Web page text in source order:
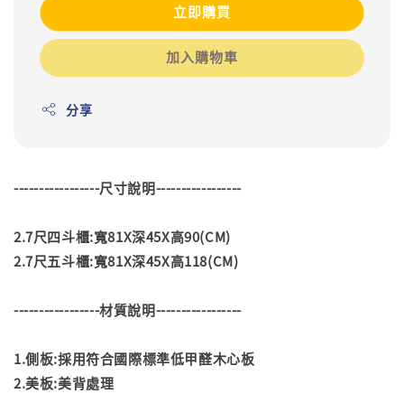
立即購買
加入購物車
分享
-----------------尺寸說明-----------------
2.7尺四斗櫃:寬81X深45X高90(CM)
2.7尺五斗櫃:寬81X深45X高118(CM)
-----------------材質說明-----------------
1.側板:採用符合國際標準低甲醛木心板
2.美板:美背處理